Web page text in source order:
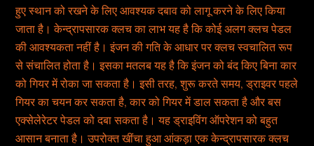
हुए स्थान को रखने के लिए आवश्यक दबाव को लागू करने के लिए किया
जाता है। केन्द्रापसारक क्लच का लाभ यह है कि कोई अलग क्लच पेडल
की आवश्यकता नहीं है। इंजन की गति के आधार पर क्लच स्वचालित रूप
से संचालित होता है। इसका मतलब यह है कि इंजन को बंद किए बिना कार
को गियर में रोका जा सकता है। इसी तरह, शुरू करते समय, ड्राइवर पहले
गियर का चयन कर सकता है, कार को गियर में डाल सकता है और बस
एक्सेलेरेटर पेडल को दबा सकता है। यह ड्राइविंग ऑपरेशन को बहुत
आसान बनाता है। उपरोक्त खींचा हुआ आंकड़ा एक केन्द्रापसारक क्लच